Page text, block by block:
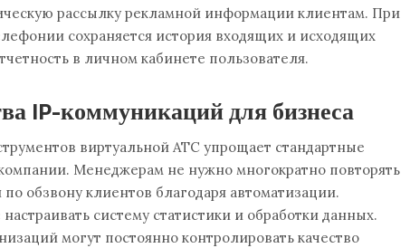
рассылку рекламной информации клиентам. При
сохраняется история входящих и исходящих
в личном кабинете пользователя.
IP-коммуникаций для бизнеса
виртуальной АТС упрощает стандартные
Менеджерам не нужно многократно повторять
обзвону клиентов благодаря автоматизации.
систему статистики и обработки данных.
могут постоянно контролировать качество